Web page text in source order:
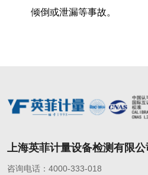
倾倒或泄漏等事故。
上海英菲计量设备检测有限公
咨询电话：4000-333-018